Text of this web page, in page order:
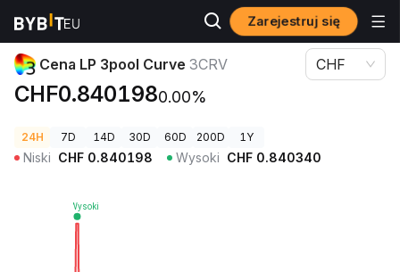
Zarejestruj się
Ceny kryptowalut Cena LP 3pool Curve 3CRV
Cena LP 3pool Curve 3CRV
CHF0.8401980.00%
CHF
24H 7D 14D 30D 60D 200D 1Y
Niski CHF 0.840198 Wysoki CHF 0.840340